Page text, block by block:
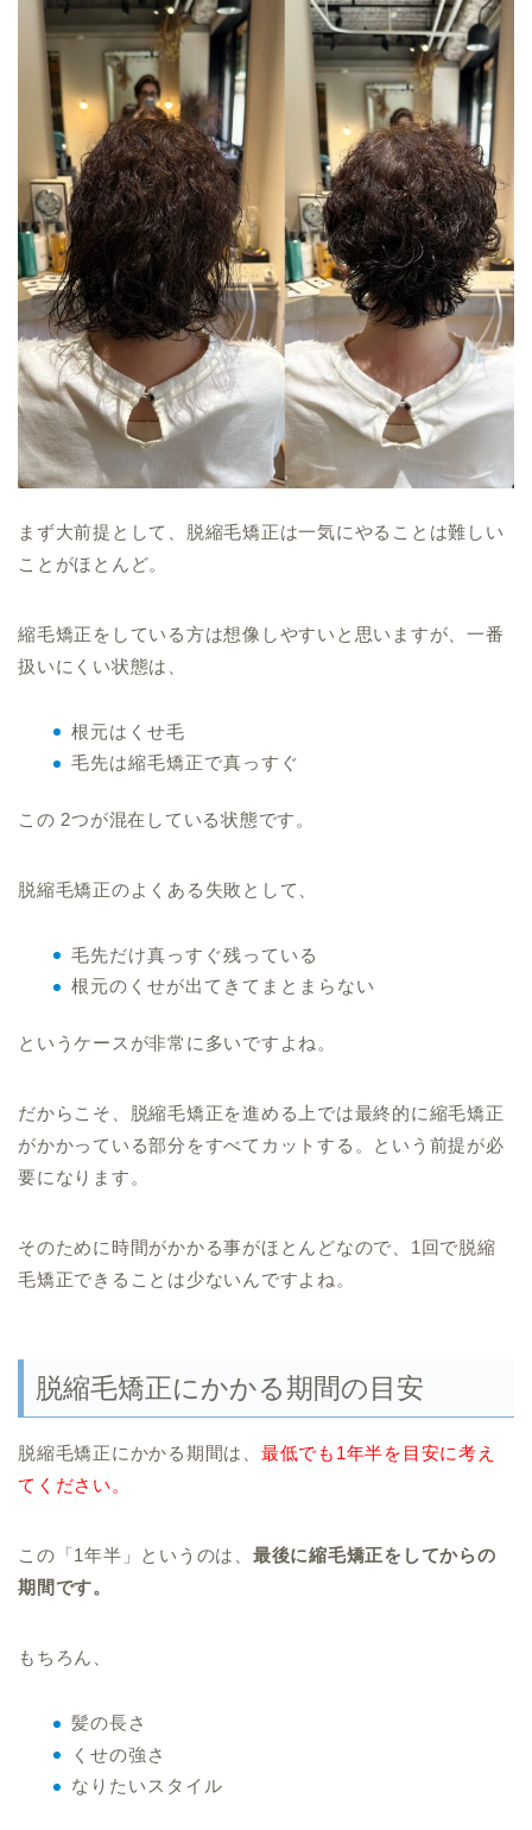
まず大前提として、脱縮毛矯正は一気にやることは難しい
ことがほとんど。
縮毛矯正をしている方は想像しやすいと思いますが、一番
扱いにくい状態は、
根元はくせ毛
毛先は縮毛矯正で真っすぐ
この 2つが混在している状態です。
脱縮毛矯正のよくある失敗として、
毛先だけ真っすぐ残っている
根元のくせが出てきてまとまらない
というケースが非常に多いですよね。
だからこそ、脱縮毛矯正を進める上では最終的に縮毛矯正
がかかっている部分をすべてカットする。という前提が必
要になります。
そのために時間がかかる事がほとんどなので、1回で脱縮
毛矯正できることは少ないんですよね。
脱縮毛矯正にかかる期間の目安
脱縮毛矯正にかかる期間は、 最低でも1年半を目安に考え
てください。
この「1年半」というのは、 最後に縮毛矯正をしてからの
期間です。
もちろん、
髪の長さ
くせの強さ
なりたいスタイル